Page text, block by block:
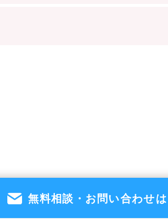
無料相談・お問い合わせは